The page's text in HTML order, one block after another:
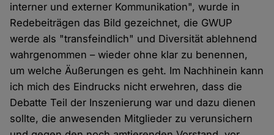
interner und externer Kommunikation", wurde in
Redebeiträgen das Bild gezeichnet, die GWUP
werde als "transfeindlich" und Diversität ablehnend
wahrgenommen – wieder ohne klar zu benennen,
um welche Äußerungen es geht. Im Nachhinein kann
ich mich des Eindrucks nicht erwehren, dass die
Debatte Teil der Inszenierung war und dazu dienen
sollte, die anwesenden Mitglieder zu verunsichern